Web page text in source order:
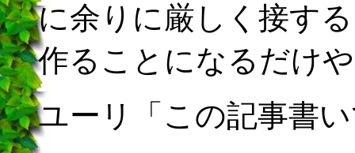
に余りに厳しく接す
作ることになるだけ
ユーリ「この記事書